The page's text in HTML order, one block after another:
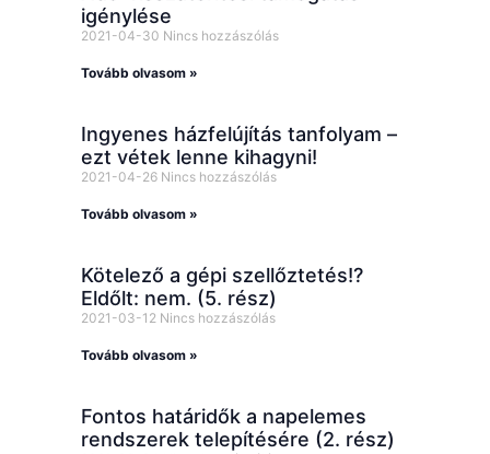
igénylése
2021-04-30 Nincs hozzászólás
Tovább olvasom »
Ingyenes házfelújítás tanfolyam –
ezt vétek lenne kihagyni!
2021-04-26 Nincs hozzászólás
Tovább olvasom »
Kötelező a gépi szellőztetés!?
Eldőlt: nem. (5. rész)
2021-03-12 Nincs hozzászólás
Tovább olvasom »
Fontos határidők a napelemes
rendszerek telepítésére (2. rész)